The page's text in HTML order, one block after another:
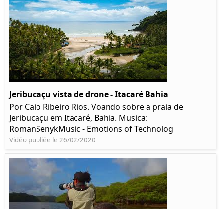
Jeribucaçu vista de drone - Itacaré Bahia
Por Caio Ribeiro Rios. Voando sobre a praia de
Jeribucaçu em Itacaré, Bahia. Musica:
RomanSenykMusic - Emotions of Technolog
Vidéo publiée le 26/02/2020